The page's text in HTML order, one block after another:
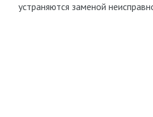
устраняются заменой